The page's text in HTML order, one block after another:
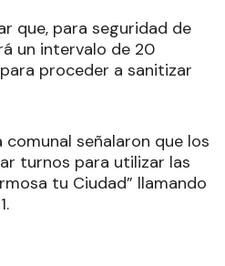
que, para seguridad de
un intervalo de 20
proceder a sanitizar
comunal señalaron que los
turnos para utilizar las
tu Ciudad” llamando